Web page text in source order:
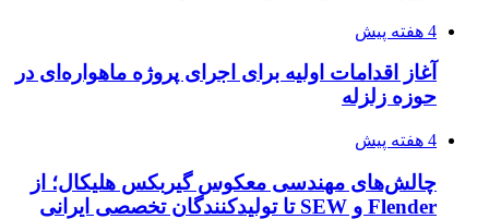
4 هفته پیش
آغاز اقدامات اولیه برای اجرای پروژه ماهواره‌ای در
حوزه زلزله
4 هفته پیش
چالش‌های مهندسی معکوس گیربکس هلیکال؛ از
Flender و SEW تا تولیدکنندگان تخصصی ایرانی